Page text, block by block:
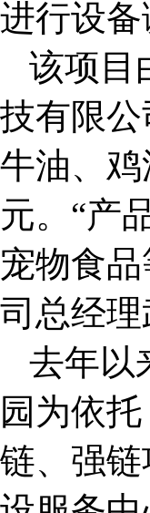
进行设
该项目
技有限
牛油、
元。“产
宠物食
司总经理
去年以
园为依
链、强